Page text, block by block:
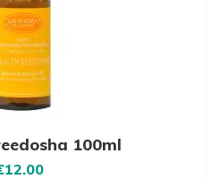
100ml
12.00